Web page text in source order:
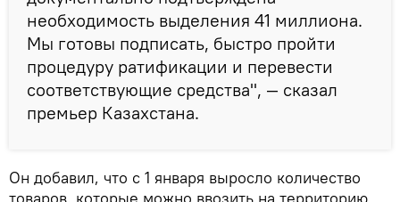
необходимость выделения 41 миллиона.
Мы готовы подписать, быстро пройти
процедуру ратификации и перевести
соответствующие средства", — сказал
премьер Казахстана.
Он добавил, что с 1 января выросло количество